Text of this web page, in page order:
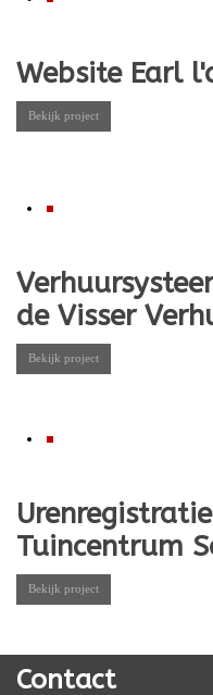
Website Earl
Bekijk project
de Visser
Bekijk project
Tuincentrum
Bekijk project
Contact